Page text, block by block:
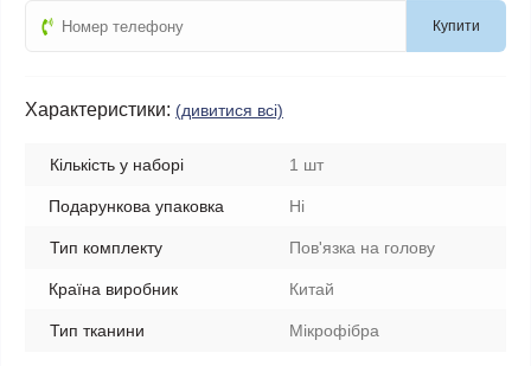
Купити
Характеристики: (дивитися всі)
Кількість у наборі 1 шт
Подарункова упаковка Ні
Тип комплекту Пов'язка на голову
Країна виробник Китай
Тип тканини Мікрофібра